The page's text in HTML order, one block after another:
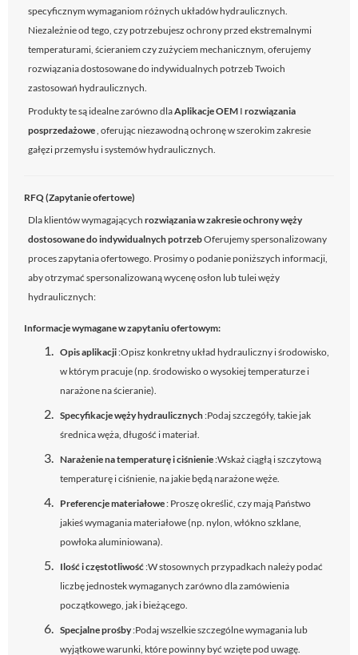
specyficznym wymaganiom różnych układów hydraulicznych.
Niezależnie od tego, czy potrzebujesz ochrony przed ekstremalnymi
temperaturami, ścieraniem czy zużyciem mechanicznym, oferujemy
rozwiązania dostosowane do indywidualnych potrzeb Twoich
zastosowań hydraulicznych.
Produkty te są idealne zarówno dlaAplikacje OEM I rozwiązania
posprzedażowe, oferując niezawodną ochronę w szerokim zakresie
gałęzi przemysłu i systemów hydraulicznych.
RFQ (Zapytanie ofertowe)
Dla klientów wymagających rozwiązania w zakresie ochrony węży
dostosowane do indywidualnych potrzebOferujemy spersonalizowany
proces zapytania ofertowego. Prosimy o podanie poniższych informacji,
aby otrzymać spersonalizowaną wycenę osłon lub tulei węży
hydraulicznych:
Informacje wymagane w zapytaniu ofertowym:
Opis aplikacji:Opisz konkretny układ hydrauliczny i środowisko,
w którym pracuje (np. środowisko o wysokiej temperaturze i
narażone na ścieranie).
Specyfikacje węży hydraulicznych:Podaj szczegóły, takie jak
średnica węża, długość i materiał.
Narażenie na temperaturę i ciśnienie:Wskaż ciągłą i szczytową
temperaturę i ciśnienie, na jakie będą narażone węże.
Preferencje materiałowe: Proszę określić, czy mają Państwo
jakieś wymagania materiałowe (np. nylon, włókno szklane,
powłoka aluminiowana).
Ilość i częstotliwość:W stosownych przypadkach należy podać
liczbę jednostek wymaganych zarówno dla zamówienia
początkowego, jak i bieżącego.
Specjalne prośby:Podaj wszelkie szczególne wymagania lub
wyjątkowe warunki, które powinny być wzięte pod uwagę.